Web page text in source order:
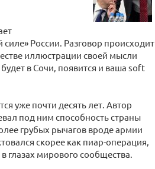
России. Разговор происходит
иллюстрации своей мысли
в Сочи, появится и ваша soft
уже почти десять лет. Автор
под ним способность страны
грубых рычагов вроде армии
скорее как пиар-операция,
глазах мирового сообщества.